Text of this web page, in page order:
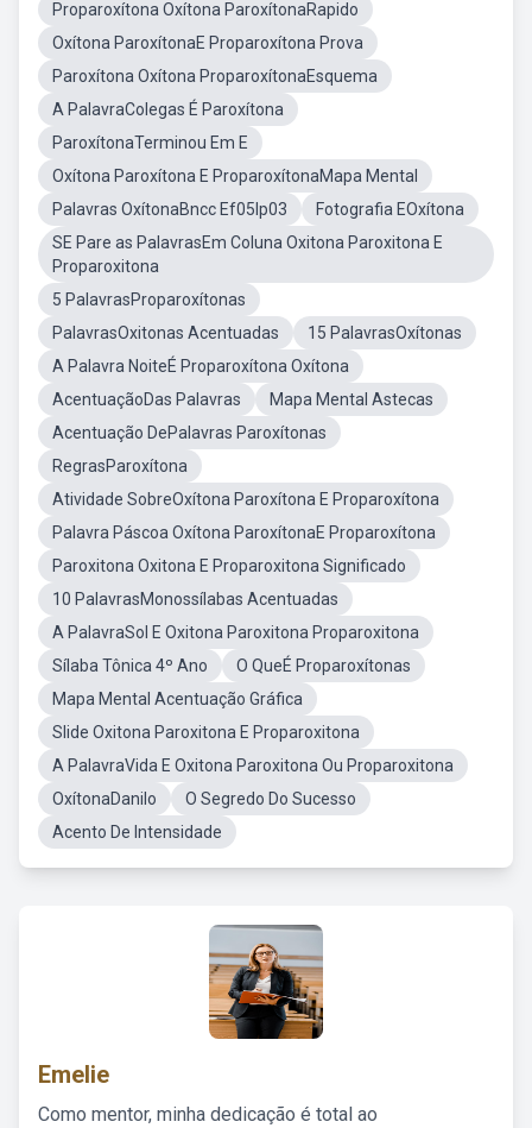
Proparoxítona Oxítona ParoxítonaRapido
Oxítona ParoxítonaE Proparoxítona Prova
Paroxítona Oxítona ProparoxítonaEsquema
A PalavraColegas É Paroxítona
ParoxítonaTerminou Em E
Oxítona Paroxítona E ProparoxítonaMapa Mental
Palavras OxítonaBncc Ef05lp03
Fotografia EOxítona
SE Pare as PalavrasEm Coluna Oxitona Paroxitona E
Proparoxitona
5 PalavrasProparoxítonas
PalavrasOxitonas Acentuadas
15 PalavrasOxítonas
A Palavra NoiteÉ Proparoxítona Oxítona
AcentuaçãoDas Palavras
Mapa Mental Astecas
Acentuação DePalavras Paroxítonas
RegrasParoxítona
Atividade SobreOxítona Paroxítona E Proparoxítona
Palavra Páscoa Oxítona ParoxítonaE Proparoxítona
Paroxitona Oxitona E Proparoxitona Significado
10 PalavrasMonossílabas Acentuadas
A PalavraSol E Oxitona Paroxitona Proparoxitona
Sílaba Tônica 4º Ano
O QueÉ Proparoxítonas
Mapa Mental Acentuação Gráfica
Slide Oxitona Paroxitona E Proparoxitona
A PalavraVida E Oxitona Paroxitona Ou Proparoxitona
OxítonaDanilo
O Segredo Do Sucesso
Acento De Intensidade
Emelie
Como mentor, minha dedicação é total ao